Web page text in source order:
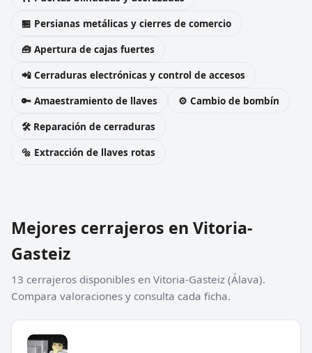
🏪 Persianas metálicas y cierres de comercio
🧰 Apertura de cajas fuertes
📲 Cerraduras electrónicas y control de accesos
🔑 Amaestramiento de llaves
⚙️ Cambio de bombín
🛠️ Reparación de cerraduras
🔩 Extracción de llaves rotas
Mejores cerrajeros en Vitoria-
Gasteiz
13 cerrajeros disponibles en Vitoria-Gasteiz (Álava).
Compara valoraciones y consulta cada ficha.